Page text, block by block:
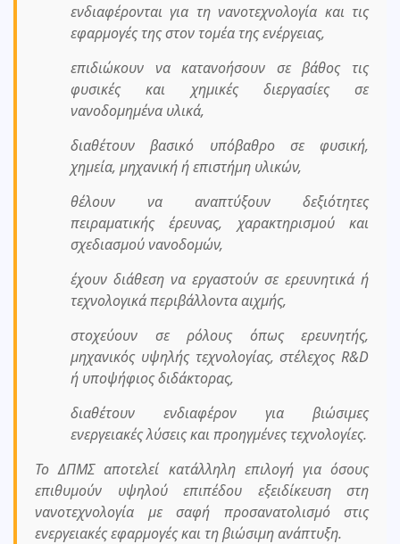
ενδιαφέρονται για τη νανοτεχνολογία και τις
εφαρμογές της στον τομέα της ενέργειας,
επιδιώκουν να κατανοήσουν σε βάθος τις
φυσικές και χημικές διεργασίες σε
νανοδομημένα υλικά,
διαθέτουν βασικό υπόβαθρο σε φυσική,
χημεία, μηχανική ή επιστήμη υλικών,
θέλουν να αναπτύξουν δεξιότητες
πειραματικής έρευνας, χαρακτηρισμού και
σχεδιασμού νανοδομών,
έχουν διάθεση να εργαστούν σε ερευνητικά ή
τεχνολογικά περιβάλλοντα αιχμής,
στοχεύουν σε ρόλους όπως ερευνητής,
μηχανικός υψηλής τεχνολογίας, στέλεχος R&D
ή υποψήφιος διδάκτορας,
διαθέτουν ενδιαφέρον για βιώσιμες
ενεργειακές λύσεις και προηγμένες τεχνολογίες.
Το ΔΠΜΣ αποτελεί κατάλληλη επιλογή για όσους
επιθυμούν υψηλού επιπέδου εξειδίκευση στη
νανοτεχνολογία με σαφή προσανατολισμό στις
ενεργειακές εφαρμογές και τη βιώσιμη ανάπτυξη.